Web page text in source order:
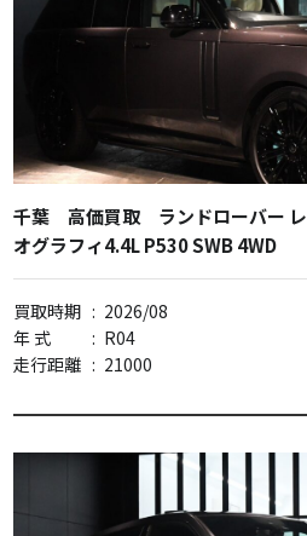
千葉 高価買取 ランドローバー レ
オグラフィ4.4L P530 SWB 4WD
買取時期 : 2026/08
年 式
: R04
走行距離 : 21000